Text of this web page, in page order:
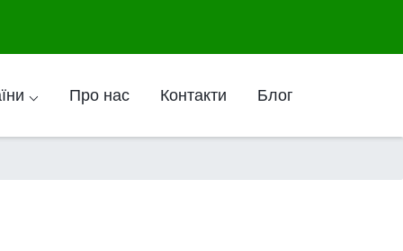
⌵ Про нас Контакти Блог